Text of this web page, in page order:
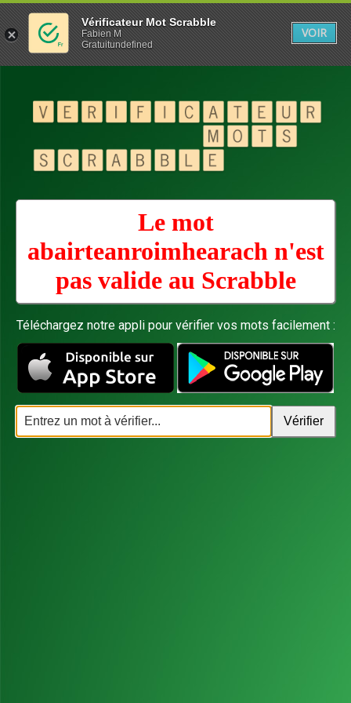
Le mot
abairteanroimhearach n'est
pas valide au Scrabble
Téléchargez notre appli pour vérifier vos mots facilement :
Vérificateur Mot Scrabble
Fabien M
Gratuitundefined
VOIR